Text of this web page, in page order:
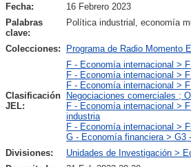
Fecha:
16 Febrero 2023
Palabras
clave:
Política industrial, economía
Colecciones: Programa de Radio Momento
Clasificación
JEL:
F - Economía internacional >
F - Economía internacional >
F - Economía internacional >
Negociaciones comerciales ;
F - Economía internacional >
industria
F - Economía internacional >
G - Economía financiera > G3
Divisiones:
Unidades de Investigación >